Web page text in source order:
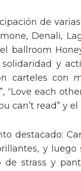
de
Denali,
ballroom
y
carteles con
“Love each
can’t read” y el
destacado:
y
de strass y